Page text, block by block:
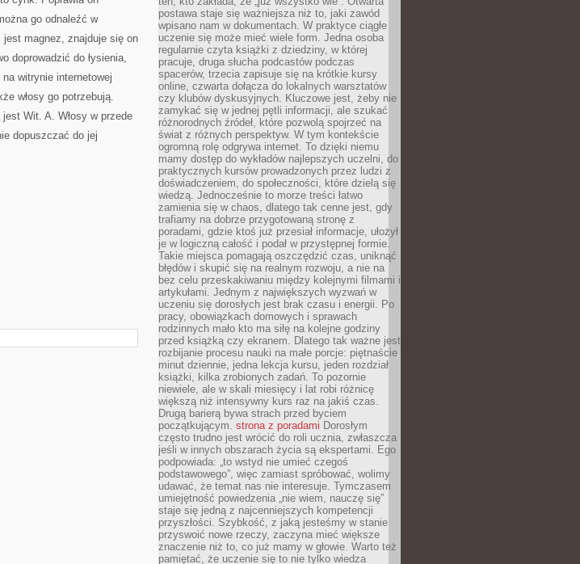
go odnaleźć w
jest magnez, znajduje się on
doprowadzić do łysienia,
witrynie internetowej
włosy go potrzebują.
Wit. A. Włosy w przede
dopuszczać do jej
postawa staje się ważniejsza niż to, jaki zawód
wpisano nam w dokumentach. W praktyce ciągłe
uczenie się może mieć wiele form. Jedna osoba
regularnie czyta książki z dziedziny, w której
pracuje, druga słucha podcastów podczas
spacerów, trzecia zapisuje się na krótkie kursy
online, czwarta dołącza do lokalnych warsztatów
czy klubów dyskusyjnych. Kluczowe jest, żeby nie
zamykać się w jednej pętli informacji, ale szukać
różnorodnych źródeł, które pozwolą spojrzeć na
świat z różnych perspektyw. W tym kontekście
ogromną rolę odgrywa internet. To dzięki niemu
mamy dostęp do wykładów najlepszych uczelni, do
praktycznych kursów prowadzonych przez ludzi z
doświadczeniem, do społeczności, które dzielą się
wiedzą. Jednocześnie to morze treści łatwo
zamienia się w chaos, dlatego tak cenne jest, gdy
trafiamy na dobrze przygotowaną stronę z
poradami, gdzie ktoś już przesiał informacje, ułożył
je w logiczną całość i podał w przystępnej formie.
Takie miejsca pomagają oszczędzić czas, uniknąć
błędów i skupić się na realnym rozwoju, a nie na
bez celu przeskakiwaniu między kolejnymi filmami i
artykułami. Jednym z największych wyzwań w
uczeniu się dorosłych jest brak czasu i energii. Po
pracy, obowiązkach domowych i sprawach
rodzinnych mało kto ma siłę na kolejne godziny
przed książką czy ekranem. Dlatego tak ważne jest
rozbijanie procesu nauki na małe porcje: piętnaście
minut dziennie, jedna lekcja kursu, jeden rozdział
książki, kilka zrobionych zadań. To pozornie
niewiele, ale w skali miesięcy i lat robi różnicę
większą niż intensywny kurs raz na jakiś czas.
Drugą barierą bywa strach przed byciem
początkującym. strona z poradami Dorosłym
często trudno jest wrócić do roli ucznia, zwłaszcza
jeśli w innych obszarach życia są ekspertami. Ego
podpowiada: „to wstyd nie umieć czegoś
podstawowego”, więc zamiast spróbować, wolimy
udawać, że temat nas nie interesuje. Tymczasem
umiejętność powiedzenia „nie wiem, nauczę się”
staje się jedną z najcenniejszych kompetencji
przyszłości. Szybkość, z jaką jesteśmy w stanie
przyswoić nowe rzeczy, zaczyna mieć większe
znaczenie niż to, co już mamy w głowie. Warto też
pamiętać, że uczenie się to nie tylko wiedza